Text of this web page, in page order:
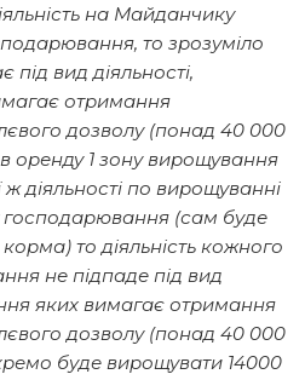
на Майданчику
то зрозуміло
під вид діяльності,
отримання
дозволу (понад 40 000
оренду 1 зону вирощування
діяльності по вирощуванні
господарювання (сам буде
то діяльність кожного
не підпаде під вид
яких вимагає отримання
дозволу (понад 40 000
буде вирощувати 14000